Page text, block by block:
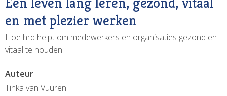
en met plezier werken
Hoe hrd helpt om medewerkers en organisaties gezond en
vitaal te houden
Auteur
Tinka van Vuuren